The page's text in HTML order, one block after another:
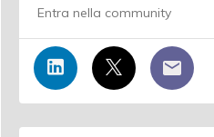
Entra nella community